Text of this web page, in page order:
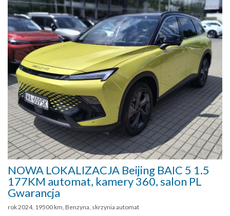
NOWA LOKALIZACJA Beijing BAIC 5 1.5
177KM automat, kamery 360, salon PL
Gwarancja
rok 2024, 19500 km, Benzyna, skrzynia automat